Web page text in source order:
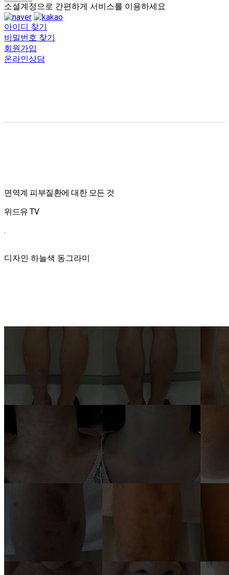
소셜계정으로 간편하게 서비스를 이용하세요
아이디 찾기
비밀번호 찾기
회원가입
온라인상담
면역계 피부질환에 대한 모든 것
위드유 TV
.
디자인 하늘색 동그라미